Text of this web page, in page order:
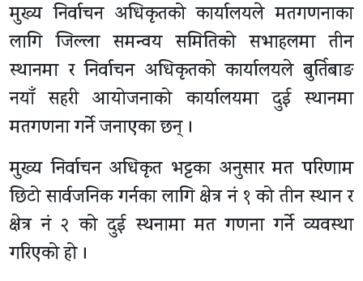
मुख्य निर्वाचन अधिकृतको कार्यालयले मतगणनाका
लागि जिल्ला समन्वय समितिको सभाहलमा तीन
स्थानमा र निर्वाचन अधिकृतको कार्यालयले बुर्तिबाङ
नयाँ सहरी आयोजनाको कार्यालयमा दुई स्थानमा
मतगणना गर्ने जनाएका छन् ।
मुख्य निर्वाचन अधिकृत भट्टका अनुसार मत परिणाम
छिटो सार्वजनिक गर्नका लागि क्षेत्र नं १ को तीन स्थान र
क्षेत्र नं २ को दुई स्थनामा मत गणना गर्ने व्यवस्था
गरिएको हो ।